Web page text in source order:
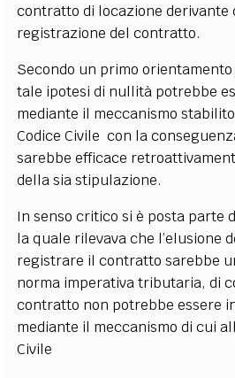
contratto di locazione derivante
registrazione del contratto.
Secondo un primo
tale ipotesi di nullità potrebbe
mediante il meccanismo
Codice Civile con la
sarebbe efficace
della sia stipulazione.
In senso critico si è posta parte
la quale rilevava che l’elusione
registrare il contratto sarebbe
norma imperativa tributaria, di
contratto non potrebbe essere
mediante il meccanismo di cui
Civile